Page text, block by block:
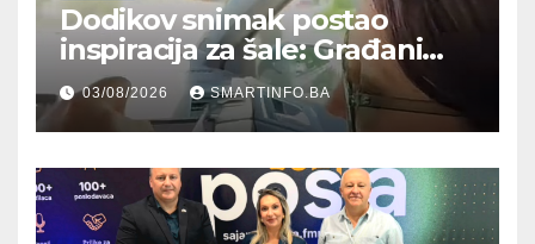
Dodikov snimak postao
inspiracija za šale: Građani
kroz parodiju poslali poruku
03/08/2026 SMARTINFO.BA